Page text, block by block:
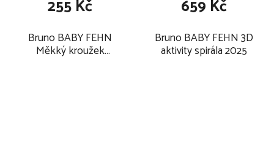
Bruno BABY FEHN
Měkký kroužek
255 Kč
Bruno BABY FEHN 3D
aktivity spirála 2025
659 Kč